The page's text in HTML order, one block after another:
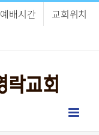
예배시간
교회위치